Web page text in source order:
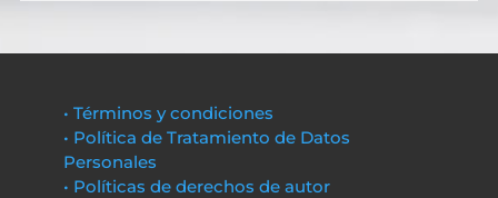
• Términos y condiciones
• Política de Tratamiento de Datos
Personales
• Políticas de derechos de autor